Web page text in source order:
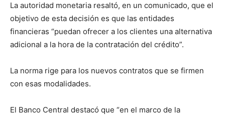
La autoridad monetaria resaltó, en un comunicado, que el
objetivo de esta decisión es que las entidades
financieras “puedan ofrecer a los clientes una alternativa
adicional a la hora de la contratación del crédito”.
La norma rige para los nuevos contratos que se firmen
con esas modalidades.
El Banco Central destacó que “en el marco de la